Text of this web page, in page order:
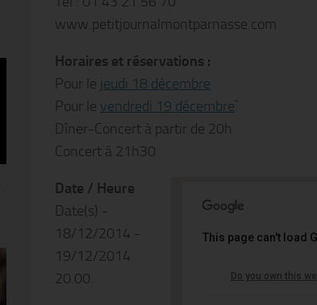
www.petitjournalmontparnasse.com
Horaires et réservations :
Pour le jeudi 18 décembre
Pour le vendredi 19 décembre`
Dîner-Concert à partir de 20h
Concert à 21h30
Petit Journal
13 Rue du
75014 Paris
This page can't load
Do you own this
Date / Heure
Date(s) -
18/12/2014 -
19/12/2014
20.00.